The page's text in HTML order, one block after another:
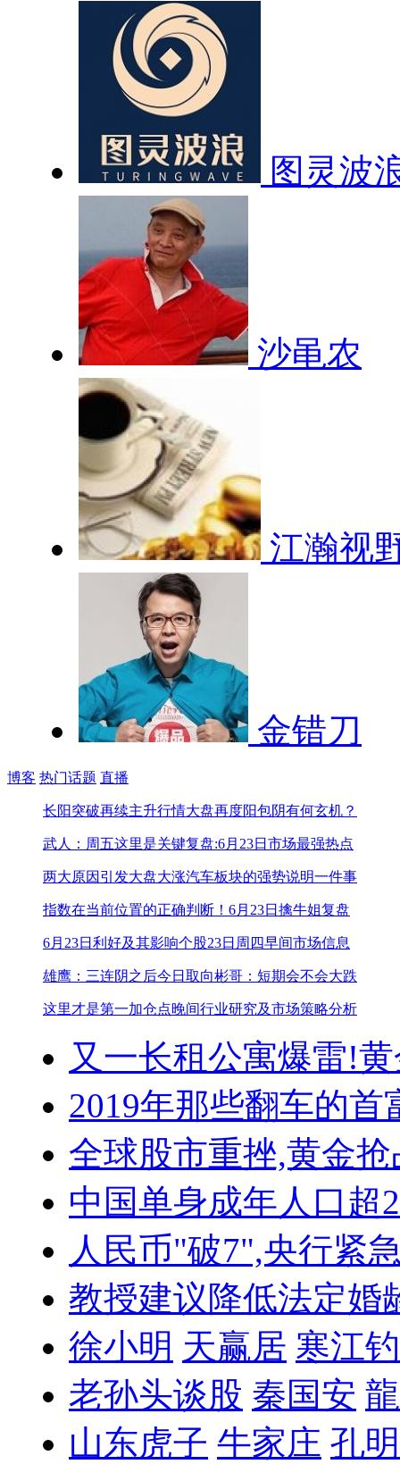
图灵波
沙黾农
江瀚视
金错刀
博客 热门话题 直播
长阳突破再续主升行情大盘再度阳包阴有何玄机？
武人：周五这里是关键复盘:6月23日市场最强热点
两大原因引发大盘大涨汽车板块的强势说明一件事
指数在当前位置的正确判断！ 6月23日擒牛姐复盘
6月23日利好及其影响个股23日周四早间市场信息
雄鹰：三连阴之后今日取向彬哥：短期会不会大跌
这里才是第一加仓点晚间行业研究及市场策略分析
又一长租公寓爆雷!
2019年那些翻车的首
全球股市重挫,黄金抢
中国单身成年人口超
人民币"破7",央行紧
教授建议降低法定婚
徐小明 天赢居 寒江
老孙头谈股 秦国安
山东虎子 牛家庄 孔